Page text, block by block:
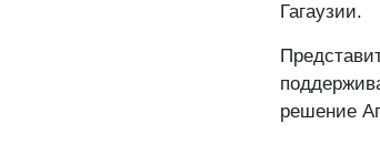
Гагаузии.
решение